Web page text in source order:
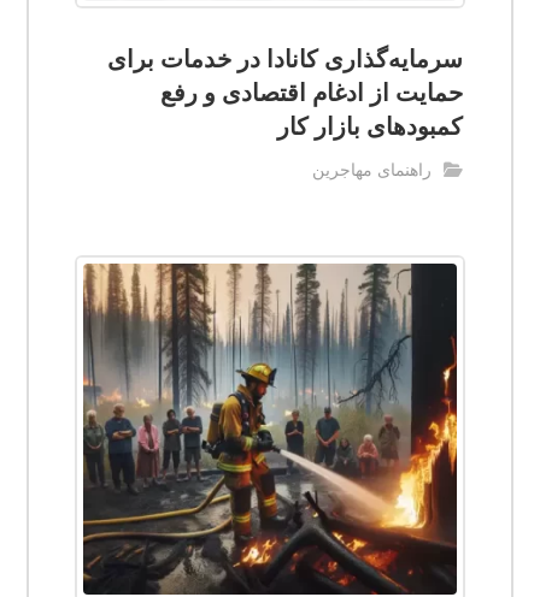
سرمایه‌گذاری کانادا در خدمات برای
حمایت از ادغام اقتصادی و رفع
کمبودهای بازار کار
راهنمای مهاجرین